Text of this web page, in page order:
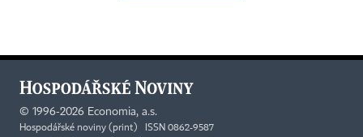
© 1996-2026 Economia, a.s.
Hospodářské noviny (print) ISSN 0862-9587